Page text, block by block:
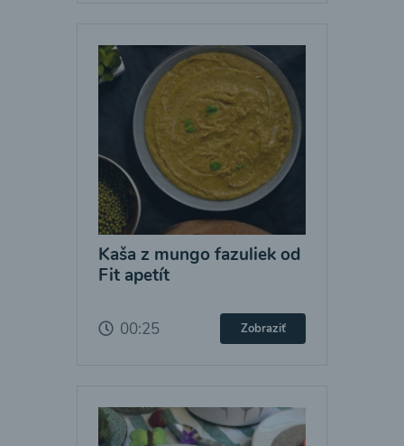
Kaša z mungo fazuliek od
Fit apetít
00:25 Zobraziť